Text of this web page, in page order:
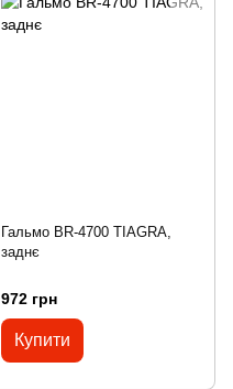
Гальмо BR-4700 TIAGRA,
заднє
972 грн
Купити